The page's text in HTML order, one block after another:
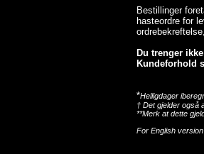
Bestillinger
hasteordre for
Du trenger
Kundeforhold
*Helligdager
† Det gjelder også
**Merk at dette
For English